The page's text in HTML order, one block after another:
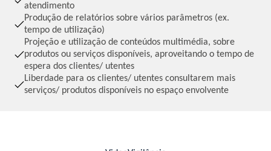
atendimento
Produção de relatórios sobre vários parâmetros (ex.
tempo de utilização)
Projeção e utilização de conteúdos multimédia, sobre
produtos ou serviços disponíveis, aproveitando o tempo de
espera dos clientes/ utentes
Liberdade para os clientes/ utentes consultarem mais
serviços/ produtos disponíveis no espaço envolvente